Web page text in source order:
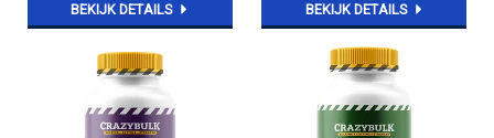
BEKIJK DETAILS BEKIJK DETAILS